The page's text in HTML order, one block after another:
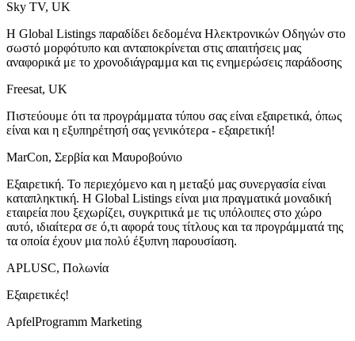
Sky TV, UK
Η Global Listings παραδίδει δεδομένα Ηλεκτρονικών Οδηγών στο
σωστό μορφότυπο και ανταποκρίνεται στις απαιτήσεις μας
αναφορικά με το χρονοδιάγραμμα και τις ενημερώσεις παράδοσης
Freesat, UK
Πιστεύουμε ότι τα προγράμματα τύπου σας είναι εξαιρετικά, όπως
είναι και η εξυπηρέτησή σας γενικότερα - εξαιρετική!
MarCon, Σερβία και Μαυροβούνιο
Εξαιρετική. Το περιεχόμενο και η μεταξύ μας συνεργασία είναι
καταπληκτική. Η Global Listings είναι μια πραγματικά μοναδική
εταιρεία που ξεχωρίζει, συγκριτικά με τις υπόλοιπες στο χώρο
αυτό, ιδιαίτερα σε ό,τι αφορά τους τίτλους και τα προγράμματά της
τα οποία έχουν μια πολύ έξυπνη παρουσίαση.
APLUSC, Πολωνία
Εξαιρετικές!
ApfelProgramm Marketing